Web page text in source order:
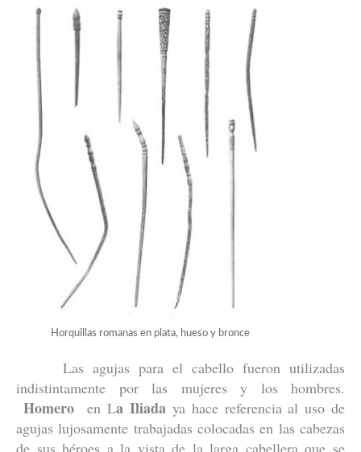
Horquillas romanas en plata, hueso y bronce
Las agujas para el cabello fueron utilizadas
indistintamente por las mujeres y los hombres.
Homeroen La Iliada ya hace referencia al uso de
agujas lujosamente trabajadas colocadas en las cabezas
de sus héroes a la vista de la larga cabellera que se